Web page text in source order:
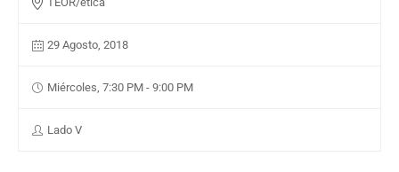
29 Agosto, 2018
Miércoles, 7:30 PM - 9:00 PM
Lado V